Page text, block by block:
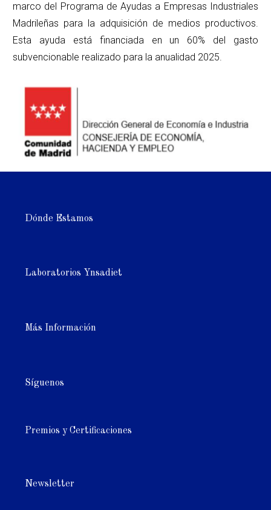
marco del Programa de Ayudas a Empresas Industriales
Madrileñas para la adquisición de medios productivos.
Esta ayuda está financiada en un 60% del gasto
subvencionable realizado para la anualidad 2025.
Dónde Estamos
Laboratorios Ynsadiet
Más Información
Síguenos
Premios y Certificaciones
Newsletter